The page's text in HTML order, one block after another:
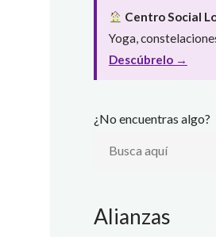
Centro Social
Yoga,
Descúbrelo →
¿No encuentras algo?
Alianzas